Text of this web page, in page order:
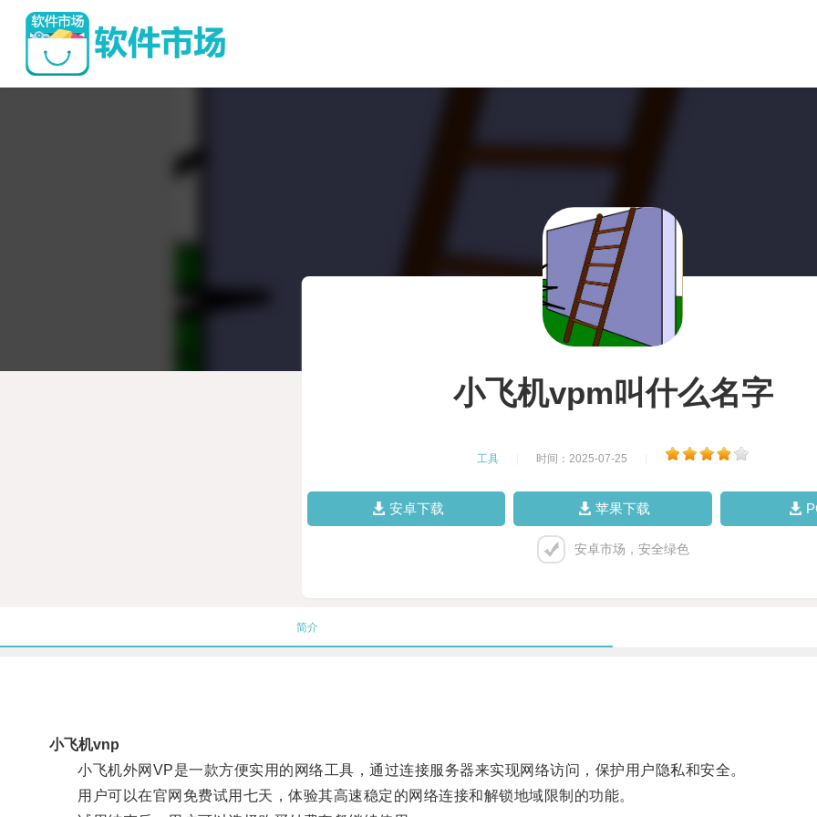
小飞机vpm叫什么名字
工具 时间：2025-07-25
安卓下载 苹果下载
安卓市场，安全绿色
简介
小飞机vnp
小飞机外网VP是一款方便实用的网络工具，通过连接服务器来实现网络访问，保护用户隐私和安全。
用户可以在官网免费试用七天，体验其高速稳定的网络连接和解锁地域限制的功能。